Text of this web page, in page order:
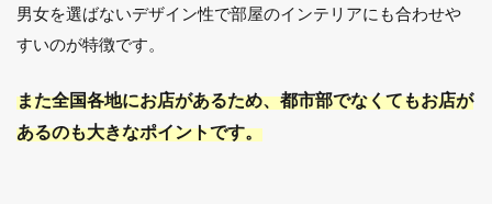
男女を選ばないデザイン性で部屋のインテリアにも合わせや
すいのが特徴です。
また全国各地にお店があるため、都市部でなくてもお店が
あるのも大きなポイントです。